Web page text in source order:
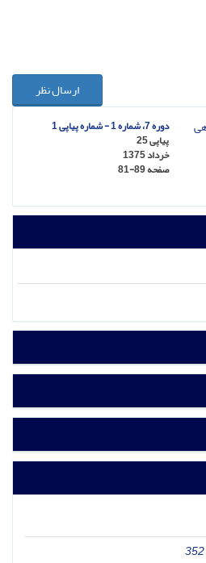
ارسال نظر
دوره 7، شماره 1 - شماره پیاپی 1
پیاپی 25
خرداد 1375
صفحه81-89
352